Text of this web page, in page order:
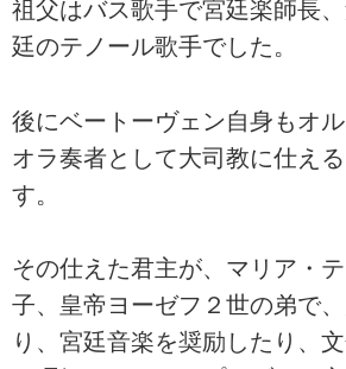
祖父はバス歌手で宮廷楽師長
廷のテノール歌手でした。
後にベートーヴェン自身もオ
オラ奏者として大司教に仕え
す。
その仕えた君主が、マリア・
子、皇帝ヨーゼフ２世の弟で
り、宮廷音楽を奨励したり、